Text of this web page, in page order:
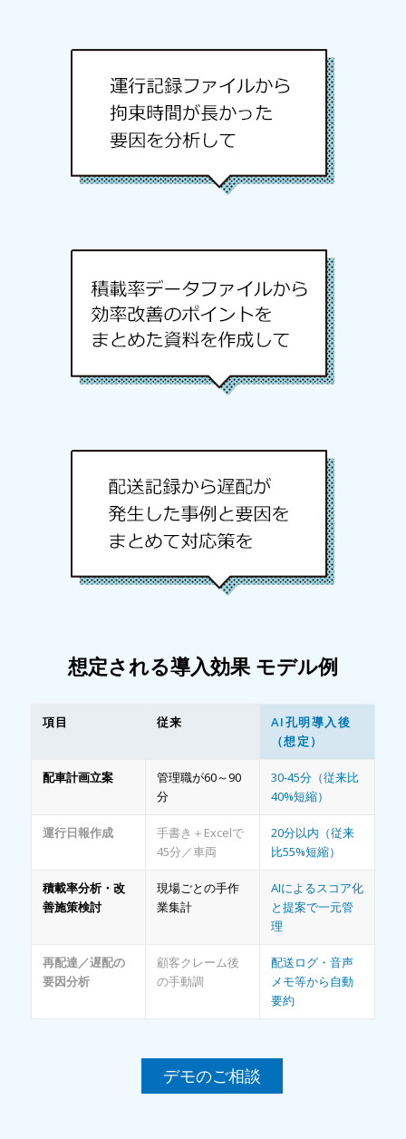
想定される導入効果 モデル例
項目 従来
AI孔明導入後
（想定）
配車計画立案
管理職が60～90
分
30-45分（従来比
40%短縮）
運行日報作成
手書き＋Excelで
45分／車両
20分以内（従来
比55%短縮）
積載率分析・改
善施策検討
現場ごとの手作
業集計
AIによるスコア化
と提案で一元管
理
再配達／遅配の
要因分析
顧客クレーム後
の手動調
配送ログ・音声
メモ等から自動
要約
デモのご相談